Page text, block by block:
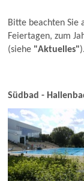
Bitte beachten Sie
Feiertagen, zum
(siehe "Aktuelles").
Südbad -